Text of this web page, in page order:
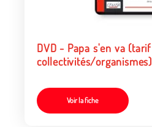
DVD - Papa s'en va (tarif
collectivités/organismes)
Voir la fiche